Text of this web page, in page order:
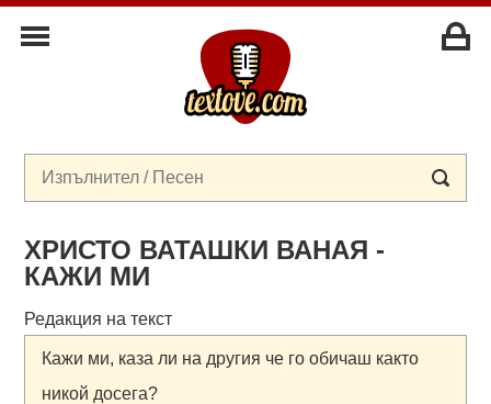
ХРИСТО ВАТАШКИ ВАНАЯ -
КАЖИ МИ
Редакция на текст